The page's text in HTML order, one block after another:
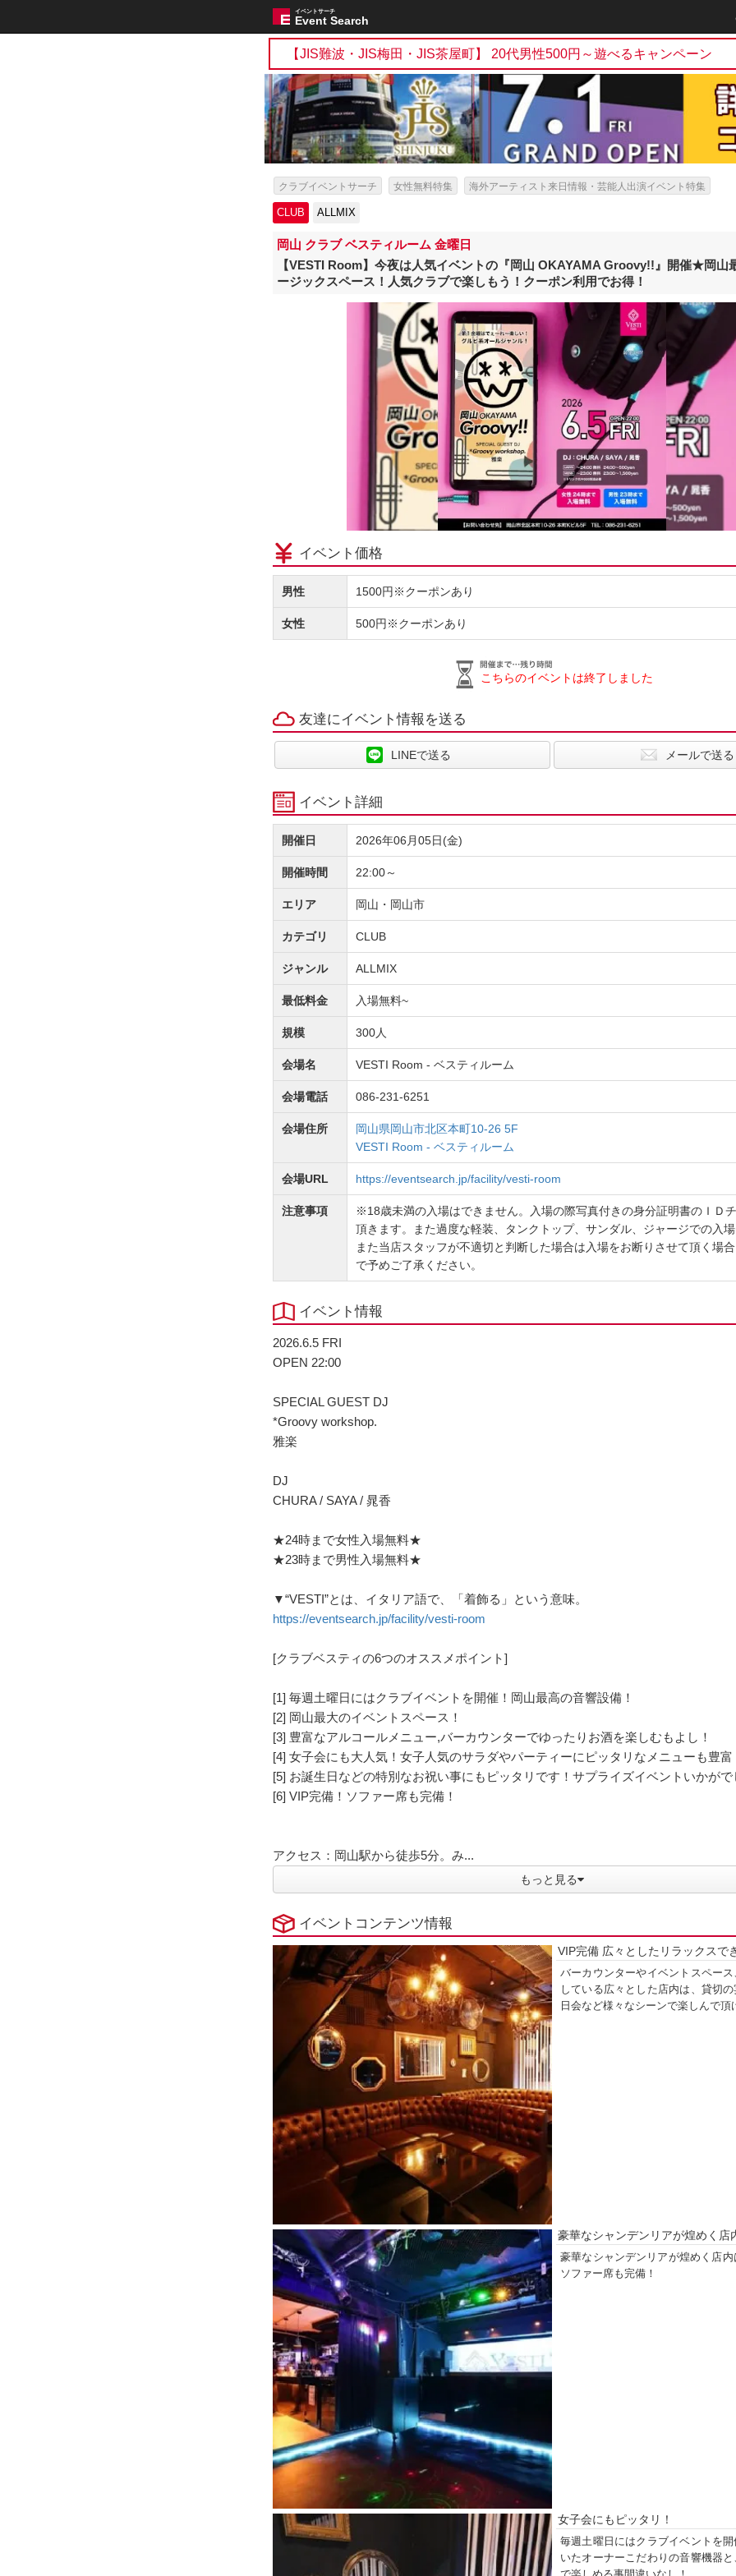
Event Search
イベントサーチ
【JIS難波・JIS梅田・JIS茶屋町】 20代男性500円～遊べるキャンペーン
クラブイベントサーチ 女性無料特集 海外アーティスト来日情報・芸能人出演イベント特集
CLUB ALLMIX
岡山 クラブ ベスティルーム 金曜日
【VESTI Room】今夜は人気イベントの『岡山 OKAYAMA Groovy!!』開催★岡山
ージックスペース！人気クラブで楽しもう！クーポン利用でお得！
イベント価格
男性 1500円※クーポンあり
女性 500円※クーポンあり
こちらのイベントは終了しました
友達にイベント情報を送る
LINEで送る メールで送る
イベント詳細
開催日 2026年06月05日(金)
開催時間 22:00～
エリア 岡山・岡山市
カテゴリ CLUB
ジャンル ALLMIX
最低料金 入場無料~
規模 300人
会場名 VESTI Room - ベスティルーム
会場電話 086-231-6251
会場住所
岡山県岡山市北区本町10-26 5F
VESTI Room - ベスティルーム
会場URL https://eventsearch.jp/facility/vesti-room
注意事項
※18歳未満の入場はできません。入場の際写真付きの身分証明書のＩＤ
頂きます。また過度な軽装、タンクトップ、サンダル、ジャージでの入場
また当店スタッフが不適切と判断した場合は入場をお断りさせて頂く場
で予めご了承ください。
イベント情報
2026.6.5 FRI
OPEN 22:00
SPECIAL GUEST DJ
*Groovy workshop.
雅楽
DJ
CHURA / SAYA / 晁香
★24時まで女性入場無料★
★23時まで男性入場無料★
▼“VESTI”とは、イタリア語で、「着飾る」という意味。
https://eventsearch.jp/facility/vesti-room
[クラブベスティの6つのオススメポイント]
[1] 毎週土曜日にはクラブイベントを開催！岡山最高の音響設備！
[2] 岡山最大のイベントスペース！
[3] 豊富なアルコールメニュー,バーカウンターでゆったりお酒を楽しむもよし！
[4] 女子会にも大人気！女子人気のサラダやパーティーにピッタリなメニューも豊富
[5] お誕生日などの特別なお祝い事にもピッタリです！サプライズイベントいかがで
[6] VIP完備！ソファー席も完備！
アクセス：岡山駅から徒歩5分。み...
もっと見る
イベントコンテンツ情報
VIP完備 広々としたリラックスで
バーカウンターやイベントスペー
している広々とした店内は、貸切
日会など様々なシーンで楽しんで頂
豪華なシャンデンリアが煌めく店
豪華なシャンデンリアが煌めく店
ソファー席も完備！
女子会にもピッタリ！
毎週土曜日にはクラブイベントを
いたオーナーこだわりの音響機器